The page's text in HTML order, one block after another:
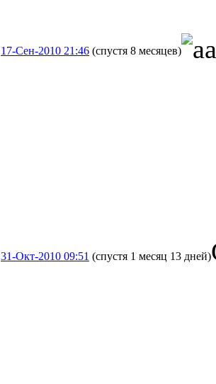
17-Сен-2010 21:46 (спустя 8 месяцев)
31-Окт-2010 09:51 (спустя 1 месяц 13 дней)